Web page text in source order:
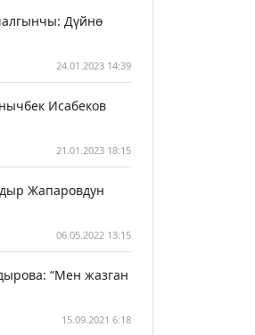
Дүйнө
24.01.2023 14:39
Исабеков
21.01.2023 18:15
Жапаровдун
06.05.2022 13:15
“Мен жазган
15.09.2021 6:18